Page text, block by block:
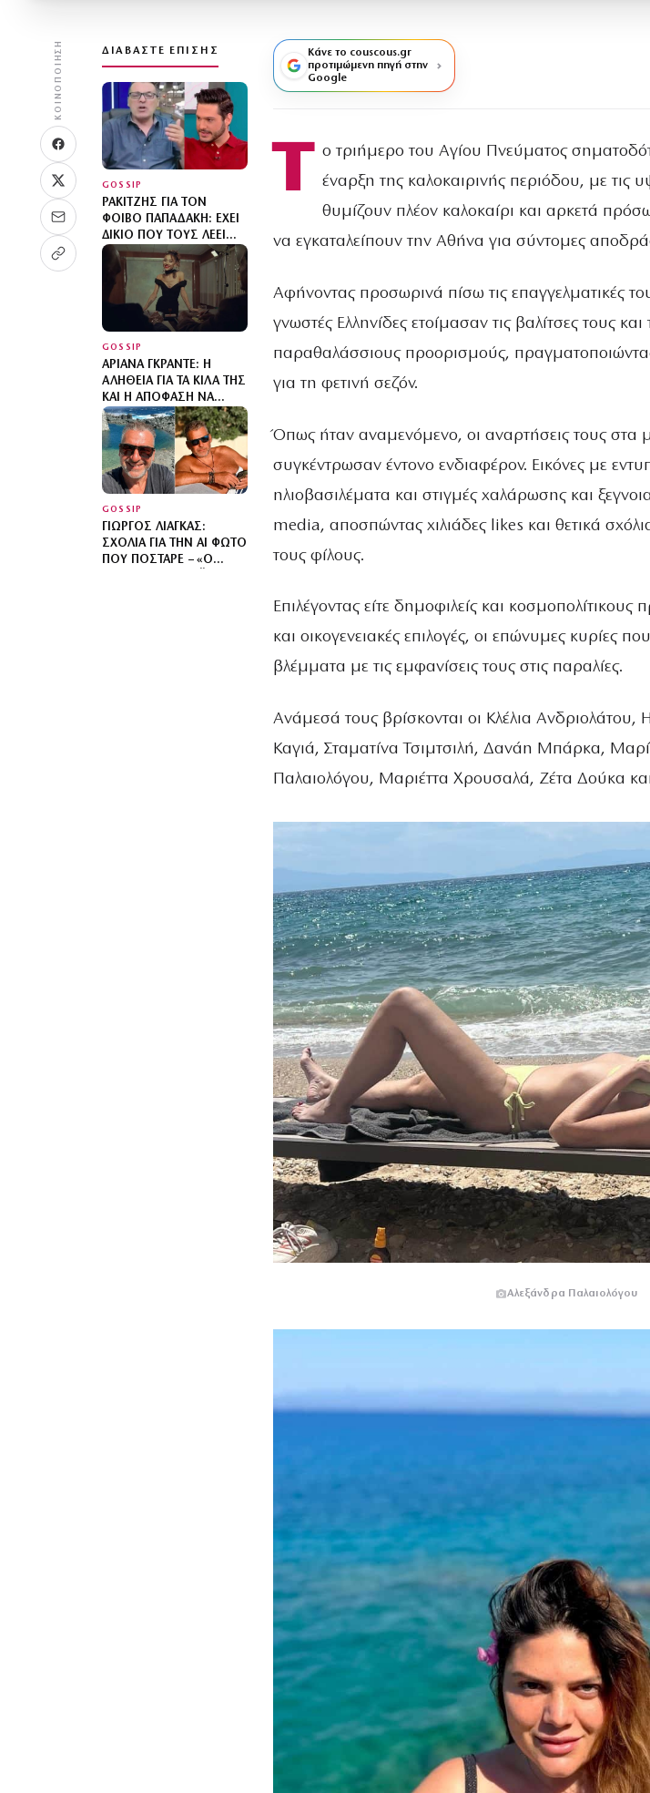
ΚΟΙΝΟΠΟΊΗΣΗ ΔΙΑΒΆΣΤΕ ΕΠΊΣΗΣ
GOSSIP
ΡΑΚΙΤΖΉΣ ΓΙΑ ΤΟΝ
ΦΟΊΒΟ ΠΑΠΑΔΆΚΗ: ΈΧΕΙ
ΔΊΚΙΟ ΠΟΥ ΤΟΥΣ ΛΈΕΙ
ΞΕΦΤΙΛΙΣΜΈΝΟΥΣ – Η
ΟΡΓΉ ΓΙΑ ΤΟΝ ΠΑΤΈΡΑ
ΤΟΥ
GOSSIP
ΑΡΙΆΝΑ ΓΚΡΆΝΤΕ: Η
ΑΛΉΘΕΙΑ ΓΙΑ ΤΑ ΚΙΛΆ ΤΗΣ
ΚΑΙ Η ΑΠΌΦΑΣΗ ΝΑ
ΑΠΟΜΑΚΡΥΝΘΕΊ ΑΠΌ ΤΑ
ΦΏΤΑ ΤΗΣ
ΔΗΜΟΣΙΌΤΗΤΑΣ
GOSSIP
ΓΙΏΡΓΟΣ ΛΙΆΓΚΑΣ:
ΣΧΌΛΙΑ ΓΙΑ ΤΗΝ ΑΙ ΦΩΤΌ
ΠΟΥ ΠΌΣΤΑΡΕ – «Ο
Κάνε το couscous.gr
προτιμώμενη πηγή στην
Google
Τ ο τριήμερο του Αγίου Πνεύματος
έναρξη της καλοκαιρινής περιόδου, με τις
θυμίζουν πλέον καλοκαίρι και αρκετά
να εγκαταλείπουν την Αθήνα για σύντομες
Αφήνοντας προσωρινά πίσω τις επαγγελματικές
γνωστές Ελληνίδες ετοίμασαν τις βαλίτσες τους
παραθαλάσσιους προορισμούς, πραγματοποιώντας
για τη φετινή σεζόν.
Όπως ήταν αναμενόμενο, οι αναρτήσεις τους στα
συγκέντρωσαν έντονο ενδιαφέρον. Εικόνες με
ηλιοβασιλέματα και στιγμές χαλάρωσης και
media, αποσπώντας χιλιάδες likes και θετικά
τους φίλους.
Επιλέγοντας είτε δημοφιλείς και κοσμοπολίτικους
και οικογενειακές επιλογές, οι επώνυμες κυρίες
βλέμματα με τις εμφανίσεις τους στις παραλίες.
Ανάμεσά τους βρίσκονται οι Κλέλια
Καγιά, Σταματίνα Τσιμτσιλή, Δανάη Μπάρκα,
Παλαιολόγου, Μαριέττα Χρουσαλά, Ζέτα Δούκα
Αλεξάνδρα Παλαιολόγου